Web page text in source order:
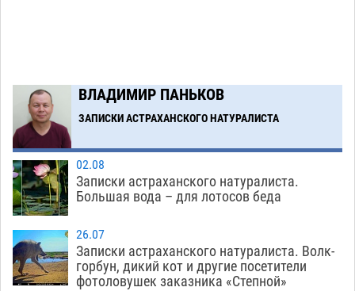
астраханской логистической компании в 400
тысяч рублей
ВЛАДИМИР ПАНЬКОВ
ЗАПИСКИ АСТРАХАНСКОГО НАТУРАЛИСТА
02.08
Записки астраханского натуралиста.
Большая вода – для лотосов беда
26.07
Записки астраханского натуралиста. Волк-
горбун, дикий кот и другие посетители
фотоловушек заказника «Степной»